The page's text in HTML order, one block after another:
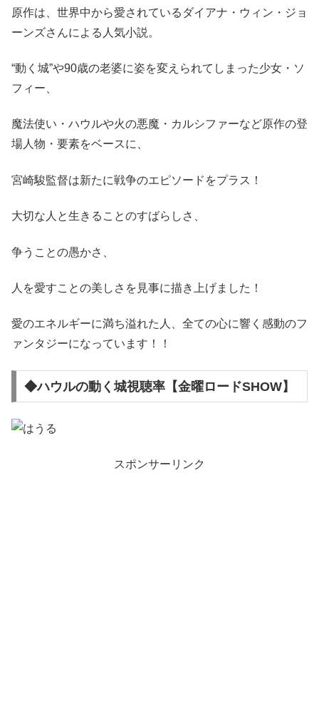
原作は、世界中から愛されているダイアナ・ウィン・ジョ
ーンズさんによる人気小説。
“動く城”や90歳の老婆に姿を変えられてしまった少女・ソ
フィー、
魔法使い・ハウルや火の悪魔・カルシファーなど原作の登
場人物・要素をベースに、
宮崎駿監督は新たに戦争のエピソードをプラス！
大切な人と生きることのすばらしさ、
争うことの愚かさ、
人を愛すことの美しさを見事に描き上げました！
愛のエネルギーに満ち溢れた人、全ての心に響く感動のフ
ァンタジーになっています！！
◆ハウルの動く城視聴率【金曜ロードSHOW】
スポンサーリンク